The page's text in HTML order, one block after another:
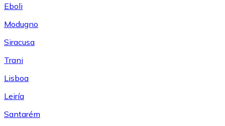
Eboli
Modugno
Siracusa
Trani
Lisboa
Leiría
Santarém